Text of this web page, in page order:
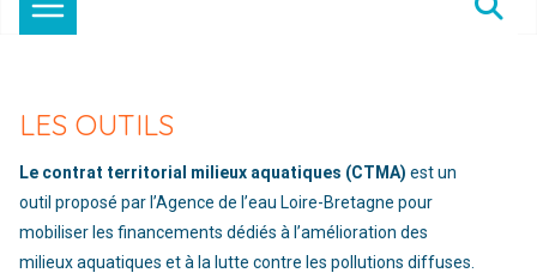
LES OUTILS
Le contrat territorial milieux aquatiques (CTMA) est un
outil proposé par l’Agence de l’eau Loire-Bretagne pour
mobiliser les financements dédiés à l’amélioration des
milieux aquatiques et à la lutte contre les pollutions diffuses.